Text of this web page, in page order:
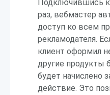
Подключившись
раз, вебмастер
доступ ко всем
рекламодателя.
клиент оформил
другие продукты
будет начислено
действие. Это